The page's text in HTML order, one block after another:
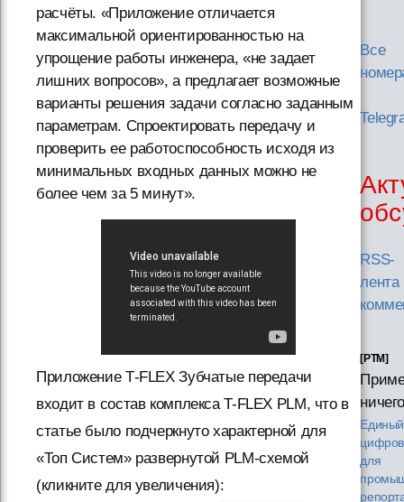
расчёты. «Приложение отличается
максимальной ориентированностью на
упрощение работы инженера, «не задает
лишних вопросов», а предлагает возможные
варианты решения задачи согласно заданным
параметрам. Спроектировать передачу и
проверить ее работоспособность исходя из
минимальных входных данных можно не
более чем за 5 минут».
Приложение Т-FLEX Зубчатые передачи
входит в состав комплекса T-FLEX PLM, что в
статье было подчеркнуто характерной для
«Топ Систем» развернутой PLM-схемой
(кликните для увеличения):
Все
RSS-
лента
[PTM]
Единый
для